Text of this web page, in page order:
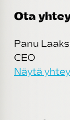
Ota
Panu
CEO
Näytä